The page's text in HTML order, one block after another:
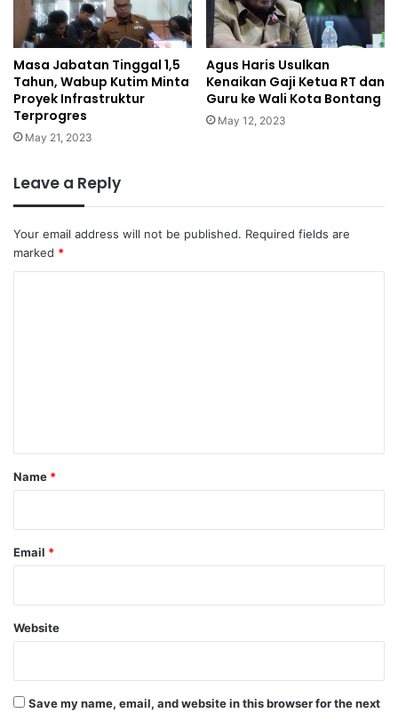
Masa Jabatan Tinggal 1,5
Tahun, Wabup Kutim Minta
Proyek Infrastruktur
Terprogres
May 21, 2023
Agus Haris Usulkan
Kenaikan Gaji Ketua RT dan
Guru ke Wali Kota Bontang
May 12, 2023
Leave a Reply
Your email address will not be published. Required fields are
marked *
*
Name *
Email *
Website
Save my name, email, and website in this browser for the next